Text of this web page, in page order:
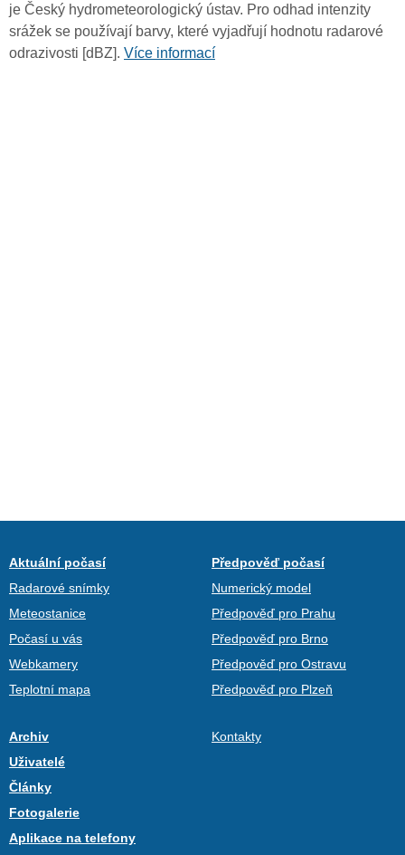
je Český hydrometeorologický ústav. Pro odhad intenzity
srážek se používají barvy, které vyjadřují hodnotu radarové
odrazivosti [dBZ]. Více informací
Aktuální počasí
Radarové snímky
Meteostanice
Počasí u vás
Webkamery
Teplotní mapa
Předpověď počasí
Numerický model
Předpověď pro Prahu
Předpověď pro Brno
Předpověď pro Ostravu
Předpověď pro Plzeň
Archiv
Uživatelé
Články
Fotogalerie
Aplikace na telefony
Kontakty